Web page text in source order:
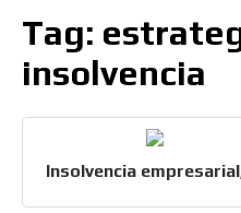
SUPER
Tag:
insolvencia
Insolvencia